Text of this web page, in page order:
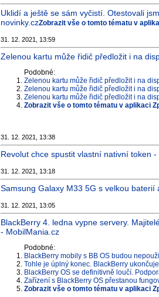
Uklidí a ještě se sám vyčistí. Otestovali
novinky.czZobrazit vše o tomto tématu v
31. 12. 2021, 13:59
Zelenou kartu může řidič předložit i na
Podobné:
Zelenou kartu může řidič předložit i na
Zelenou kartu může řidič předložit i na
Zelenou kartu může řidič předložit i na
Zobrazit vše o tomto tématu v aplikaci
31. 12. 2021, 13:38
Revolut chce spustit vlastní nativní token
31. 12. 2021, 13:18
Samsung Galaxy M33 5G s velkou baterií
31. 12. 2021, 13:05
BlackBerry 4. ledna vypne servery.
- MobilMania.cz
Podobné:
BlackBerry mobily s BB OS budou
Tohle je úplný konec. BlackBerry
BlackBerry OS se definitivně loučí.
Zařízení s BlackBerry OS přestanou
Zobrazit vše o tomto tématu v aplikaci